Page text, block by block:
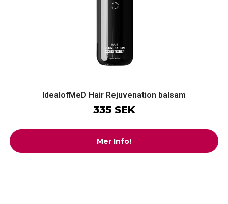
IdealofMeD Hair Rejuvenation balsam
335 SEK
Mer Info!